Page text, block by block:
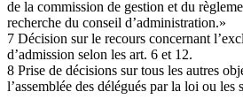
de la commission de gestion et du
recherche du conseil d’administration.»
7 Décision sur le recours concernant
d’admission selon les art. 6 et 12.
8 Prise de décisions sur tous les autres
l’assemblée des délégués par la loi ou les